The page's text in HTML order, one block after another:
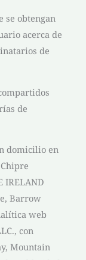
se obtengan
acerca de
de
de
domicilio en
IRELAND
Barrow
web
con
Mountain